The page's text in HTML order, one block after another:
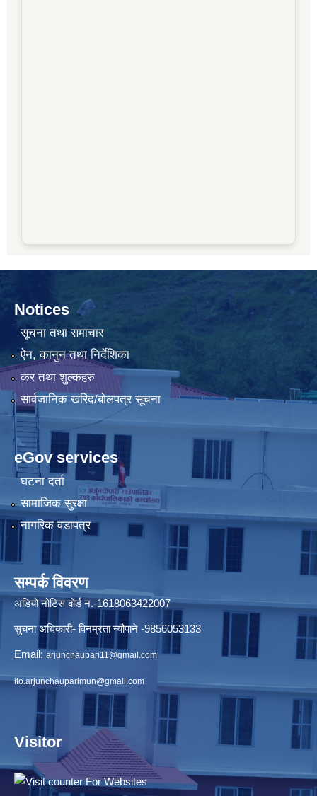
Notices
सूचना तथा समाचार
ऐन, कानुन तथा निर्देशिका
कर तथा शुल्कहरु
सार्वजानिक खरिद/बोलपत्र सूचना
eGov services
घटना दर्ता
सामाजिक सुरक्षा
नागरिक वडापत्र
सम्पर्क विवरण
अडियो नोटिस बोर्ड न.-1618063422007
सुचना अधिकारी- विनम्रता न्यौपाने -9856053133
Email: arjunchaupari11@gmail.com
ito.arjunchauparimun@gmail.com
Visitor